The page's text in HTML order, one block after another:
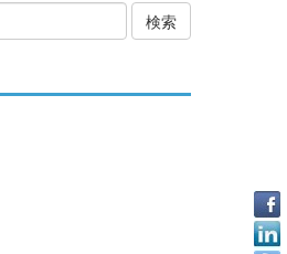
検索